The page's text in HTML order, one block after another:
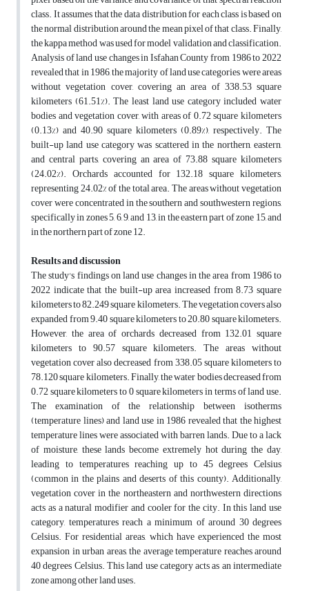
class. It assumes that the data distribution for each class is based on
the normal distribution around the mean pixel of that class. Finally,
the kappa method was used for model validation and classification.
Analysis of land use changes in Isfahan County from 1986 to 2022
revealed that in 1986, the majority of land use categories were areas
without vegetation cover, covering an area of 338.53 square
kilometers (61.51%). The least land use category included water
bodies and vegetation cover, with areas of 0.72 square kilometers
(0.13%) and 40.90 square kilometers (0.89%), respectively. The
built-up land use category was scattered in the northern, eastern,
and central parts, covering an area of 73.88 square kilometers
(24.02%). Orchards accounted for 132.18 square kilometers,
representing 24.02% of the total area. The areas without vegetation
cover were concentrated in the southern and southwestern regions,
specifically in zones 5, 6, 9, and 13, in the eastern part of zone 15, and
in the northern part of zone 12.
Results and discussion
The study's findings on land use changes in the area from 1986 to
2022 indicate that the built-up area increased from 8.73 square
kilometers to 82.249 square kilometers. The vegetation covers also
expanded from 9.40 square kilometers to 20.80 square kilometers.
However, the area of orchards decreased from 132.01 square
kilometers to 90.57 square kilometers. The areas without
vegetation cover also decreased from 338.05 square kilometers to
78.120 square kilometers. Finally, the water bodies decreased from
0.72 square kilometers to 0 square kilometers in terms of land use.
The examination of the relationship between isotherms
(temperature lines) and land use in 1986 revealed that the highest
temperature lines were associated with barren lands. Due to a lack
of moisture, these lands become extremely hot during the day,
leading to temperatures reaching up to 45 degrees Celsius
(common in the plains and deserts of this county). Additionally,
vegetation cover in the northeastern and northwestern directions
acts as a natural modifier and cooler for the city. In this land use
category, temperatures reach a minimum of around 30 degrees
Celsius. For residential areas, which have experienced the most
expansion in urban areas, the average temperature reaches around
40 degrees Celsius. This land use category acts as an intermediate
zone among other land uses.